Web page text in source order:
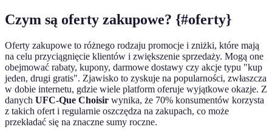
Czym są oferty zakupowe? {#oferty}
Oferty zakupowe to różnego rodzaju promocje i zniżki, które mają
na celu przyciągnięcie klientów i zwiększenie sprzedaży. Mogą one
obejmować rabaty, kupony, darmowe dostawy czy akcje typu "kup
jeden, drugi gratis". Zjawisko to zyskuje na popularności, zwłaszcza
w dobie internetu, gdzie wiele platform oferuje wyjątkowe okazje. Z
danych UFC-Que Choisir wynika, że 70% konsumentów korzysta
z takich ofert i regularnie oszczędza na zakupach, co może
przekładać się na znaczne sumy roczne.